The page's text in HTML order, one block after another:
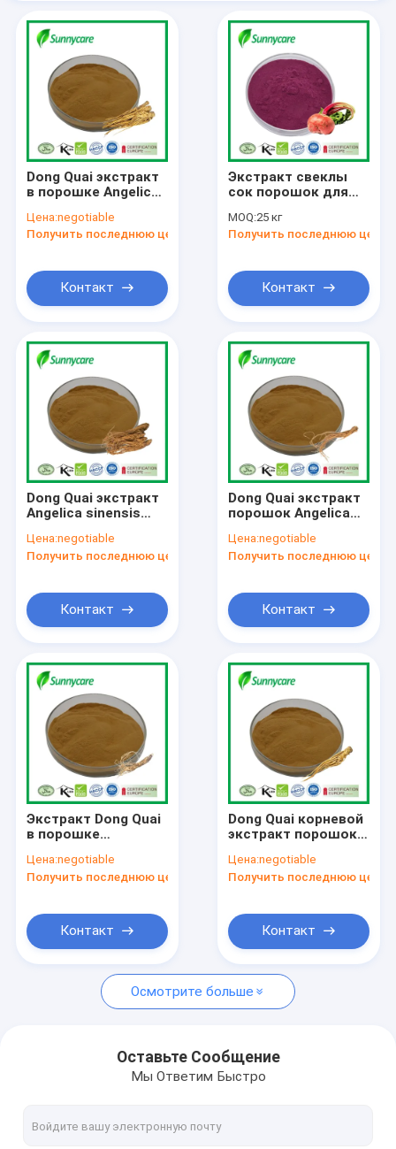
Продукция
О Компании
Наша фабрика
контроль качества
Новости
Отправить запрос
Порошок экстракта растений
Косметическое сырье
Dong Quai экстракт
в порошке Angelica
печени и почек
Растительные
Цена:negotiable
Получить последнюю цену
Контакт
Экстракт свеклы
сок порошок для
мышечная
кислородная
Функциональные
напитки
MOQ:25 кг
Получить последнюю цену
Контакт
Dong Quai экстракт
Angelica sinensis
иммунитет
Функциональные
напитки
Цена:negotiable
Получить последнюю цену
Контакт
Dong Quai экстракт
порошок Angelica
Гормональный
баланс Пищевые
Цена:negotiable
Получить последнюю цену
Контакт
Экстракт Dong Quai
в порошке
Полисахариды
способствуют
Цена:negotiable
Получить последнюю цену
Контакт
Dong Quai корневой
экстракт порошок
менструальное
облегчение
Цена:negotiable
Получить последнюю цену
Контакт
Осмотрите больше
Оставьте Сообщение
Мы Ответим Быстро